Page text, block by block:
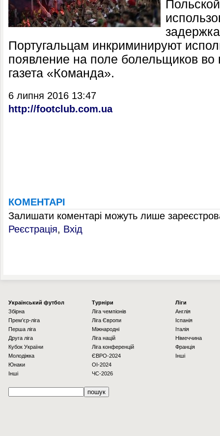
Португальцам инкриминируют
появление на поле болельщиков во
газета «Команда».
6 липня 2016 13:47
http://footclub.com.ua
КОМЕНТАРІ
Залишати коментарі можуть лише
Реєстрація, Вхід
Українcький футбол
Збірна
Прем'єр-ліга
Перша ліга
Друга ліга
Кубок України
Молодіжка
Юнаки
Інші
Турніри
Ліга чемпіонів
Ліга Європи
Міжнародні
Ліга націй
Ліга конференцій
ЄВРО-2024
OI-2024
ЧС-2026
Ліги
Англія
Іспанія
Італія
Німеччина
Франція
Інші